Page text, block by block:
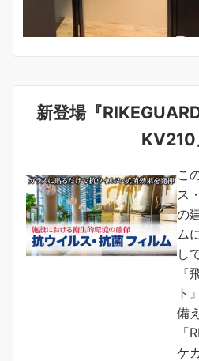
新登場『
KV210
こ
ス
の
ム
し
『
ト
備
「
ケ